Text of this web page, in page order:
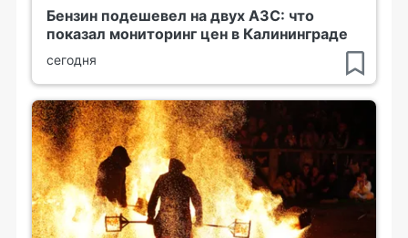
Бензин подешевел на двух АЗС: что
показал мониторинг цен в Калининграде
сегодня